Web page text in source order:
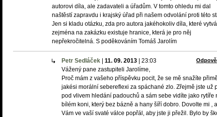
autorovi díla, ale zadavateli a úřadům. V tomto ohledu mi dal
naštěstí zapravdu i krajský úřad při našem odvolání proti této
Jen si kladu otázku, zda pro autora jakéhokoliv díla, které
zejména na zakázku existuje hranice, která je pro něj
nepřekročitelná. S poděkováním Tomáš Jarolím
Petr Sedláček 11. 09. 2013 23:03
Vážený pane zastupiteli Jarolíme,
Proč mám z vašeho příspěvku pocit, že se mě snažíte
jakési morální sebereflexi za spáchané zlo. Zřejmě jste už
pod vlivem hledání padouchů a sám sebe vidíte jako rytíře
bílém koni, který bez bázně a hany šíří dobro. Dovolte mi ,
Vám ve vaší svaté válce popřál, aby jste ji přežil. Bylo by